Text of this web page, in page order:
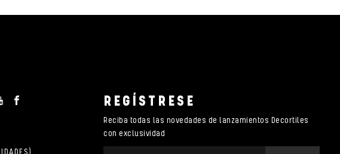
REGÍSTRESE
Reciba todas las novedades de lanzamientos Decortiles
con exclusividad